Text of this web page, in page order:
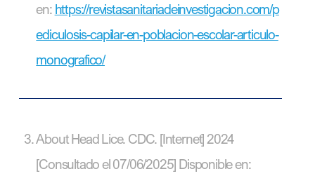
en: https://revistasanitariadeinvestigacion.com/p
ediculosis-capilar-en-poblacion-escolar-articulo-
monografico/
About Head Lice. CDC. [Internet] 2024
[Consultado el 07/06/2025] Disponible en: